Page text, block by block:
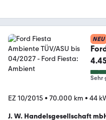
NEU
04/
Sehr
EZ 10/2015 • 70.000 km • 44
J. W. Handelsgesellschaft